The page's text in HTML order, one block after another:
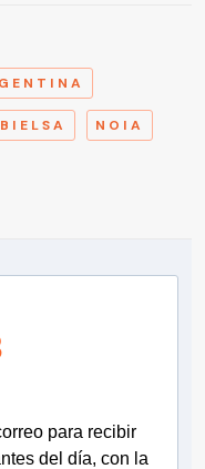
NOIA
para recibir
del día, con la